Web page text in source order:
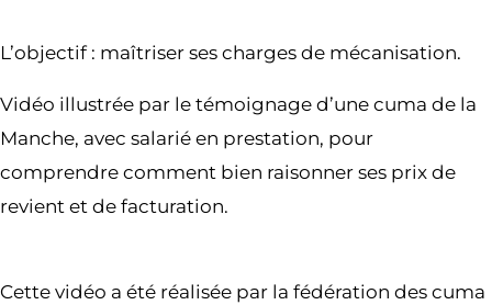
L’objectif : maîtriser ses charges de mécanisation.
Vidéo illustrée par le témoignage d’une cuma de la
Manche, avec salarié en prestation, pour
comprendre comment bien raisonner ses prix de
revient et de facturation.
Cette vidéo a été réalisée par la fédération des cuma